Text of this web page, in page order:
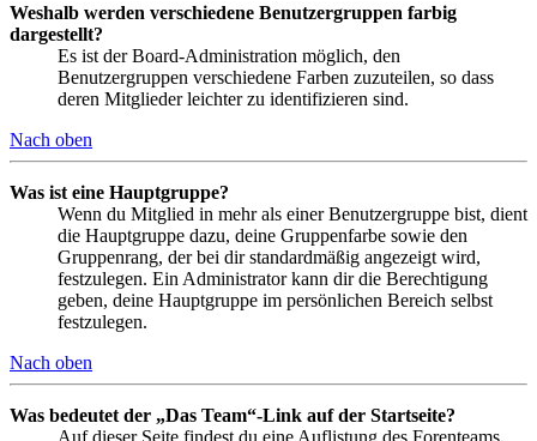
Weshalb werden verschiedene Benutzergruppen farbig
dargestellt?
Es ist der Board-Administration möglich, den
Benutzergruppen verschiedene Farben zuzuteilen, so dass
deren Mitglieder leichter zu identifizieren sind.
Nach oben
Was ist eine Hauptgruppe?
Wenn du Mitglied in mehr als einer Benutzergruppe bist, dient
die Hauptgruppe dazu, deine Gruppenfarbe sowie den
Gruppenrang, der bei dir standardmäßig angezeigt wird,
festzulegen. Ein Administrator kann dir die Berechtigung
geben, deine Hauptgruppe im persönlichen Bereich selbst
festzulegen.
Nach oben
Was bedeutet der „Das Team“-Link auf der Startseite?
Auf dieser Seite findest du eine Auflistung des Forenteams,